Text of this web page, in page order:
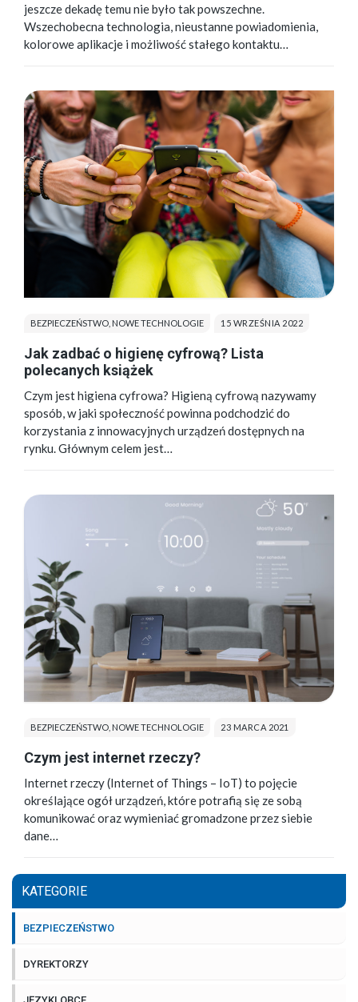
jeszcze dekadę temu nie było tak powszechne.
Wszechobecna technologia, nieustanne powiadomienia,
kolorowe aplikacje i możliwość stałego kontaktu…
BEZPIECZEŃSTWO NOWE TECHNOLOGIE 15 WRZEŚNIA 2022
Jak zadbać o higienę cyfrową? Lista
polecanych książek
Czym jest higiena cyfrowa? Higieną cyfrową nazywamy
sposób, w jaki społeczność powinna podchodzić do
korzystania z innowacyjnych urządzeń dostępnych na
rynku. Głównym celem jest…
BEZPIECZEŃSTWO NOWE TECHNOLOGIE 23 MARCA 2021
Czym jest internet rzeczy?
Internet rzeczy (Internet of Things – IoT) to pojęcie
określające ogół urządzeń, które potrafią się ze sobą
komunikować oraz wymieniać gromadzone przez siebie
dane…
KATEGORIE
BEZPIECZEŃSTWO
DYREKTORZY